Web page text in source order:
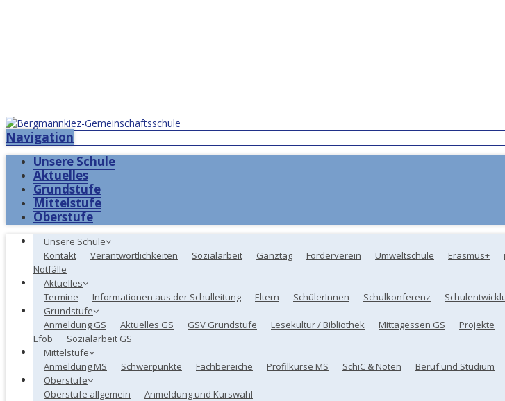
Navigation
Unsere Schule
Aktuelles
Grundstufe
Mittelstufe
Oberstufe
Unsere Schule
Kontakt
Verantwortlichkeiten Sozialarbeit Ganztag Förderverein Umweltschule Erasmus+
Notfälle
Aktuelles
Termine
Informationen aus der Schulleitung Eltern SchülerInnen Schulkonferenz
Grundstufe
Anmeldung GS
Aktuelles GS GSV Grundstufe Lesekultur / Bibliothek Mittagessen GS Projekte
Eföb
Sozialarbeit GS
Mittelstufe
Anmeldung MS
Schwerpunkte Fachbereiche Profilkurse MS SchiC & Noten Beruf und Studium
Oberstufe
Oberstufe allgemein
Anmeldung und Kurswahl